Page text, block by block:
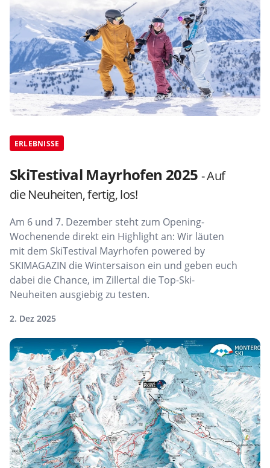
ERLEBNISSE
SkiTestival Mayrhofen 2025 - Auf
die Neuheiten, fertig, los!
Am 6 und 7. Dezember steht zum Opening-
Wochenende direkt ein Highlight an: Wir läuten
mit dem SkiTestival Mayrhofen powered by
SKIMAGAZIN die Wintersaison ein und geben euch
dabei die Chance, im Zillertal die Top-Ski-
Neuheiten ausgiebig zu testen.
2. Dez 2025